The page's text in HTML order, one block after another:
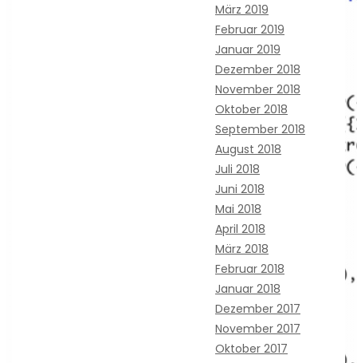
März 2019
Februar 2019
Januar 2019
Dezember 2018
November 2018
Oktober 2018
September 2018
August 2018
Juli 2018
Juni 2018
Mai 2018
April 2018
März 2018
Februar 2018
Januar 2018
Dezember 2017
November 2017
Oktober 2017